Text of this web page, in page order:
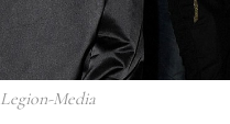
Legion-Media